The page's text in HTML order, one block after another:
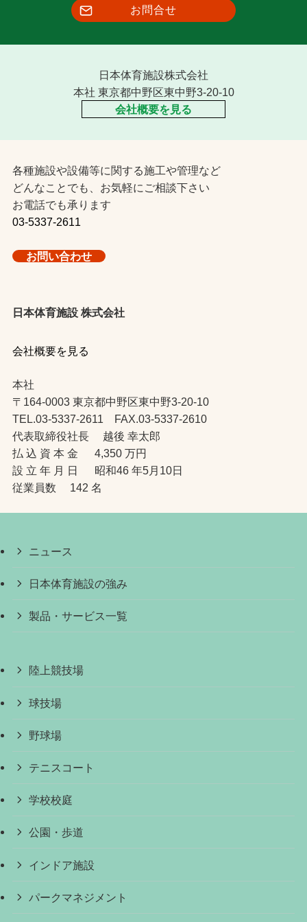
お問合せ
日本体育施設株式会社
本社 東京都中野区東中野3-20-10
会社概要を見る
各種施設や設備等に関する施工や管理など
どんなことでも、お気軽にご相談下さい
お電話でも承ります
03-5337-2611
お問い合わせ
日本体育施設 株式会社
会社概要を見る
本社
〒164-0003 東京都中野区東中野3-20-10
TEL.03-5337-2611 FAX.03-5337-2610
代表取締役社長 越後 幸太郎
払 込 資 本 金 4,350 万円
設 立 年 月 日 昭和46 年5月10日
従業員数 142 名
ニュース
日本体育施設の強み
製品・サービス一覧
陸上競技場
球技場
野球場
テニスコート
学校校庭
公園・歩道
インドア施設
パークマネジメント